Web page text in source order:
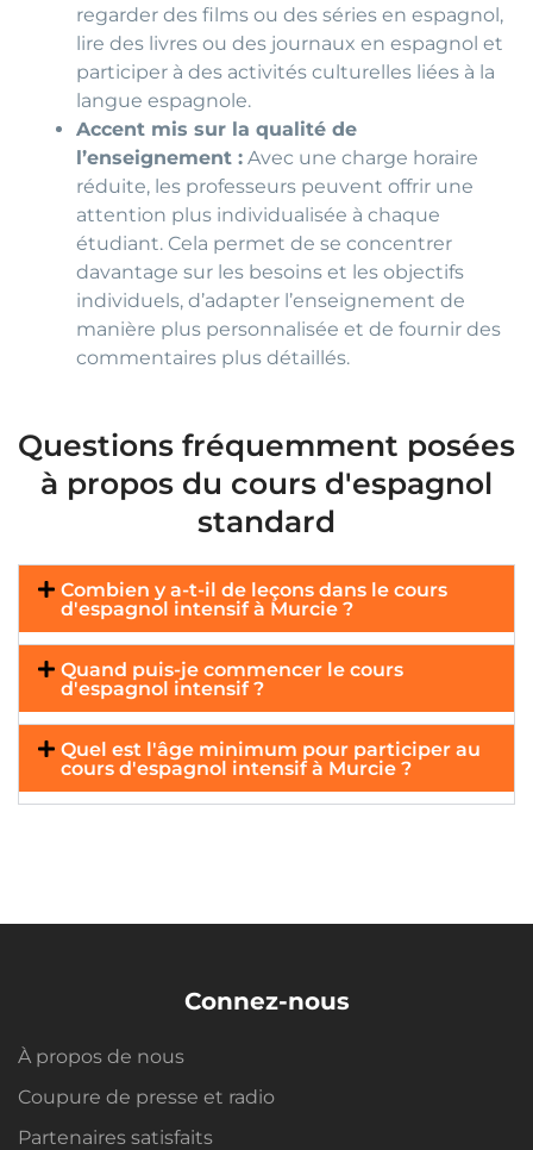
regarder des films ou des séries en espagnol,
lire des livres ou des journaux en espagnol et
participer à des activités culturelles liées à la
langue espagnole.
Accent mis sur la qualité de
l’enseignement : Avec une charge horaire
réduite, les professeurs peuvent offrir une
attention plus individualisée à chaque
étudiant. Cela permet de se concentrer
davantage sur les besoins et les objectifs
individuels, d’adapter l’enseignement de
manière plus personnalisée et de fournir des
commentaires plus détaillés.
Questions fréquemment posées
à propos du cours d'espagnol
standard
Combien y a-t-il de leçons dans le cours
d'espagnol intensif à Murcie ?
Quand puis-je commencer le cours
d'espagnol intensif ?
Quel est l'âge minimum pour participer au
cours d'espagnol intensif à Murcie ?
Connez-nous
À propos de nous
Coupure de presse et radio
Partenaires satisfaits